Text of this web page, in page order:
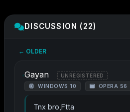
DISCUSSION (22)
← OLDER
Gayan UNREGISTERED
WINDOWS 10 OPERA 56
Tnx bro,Ftta